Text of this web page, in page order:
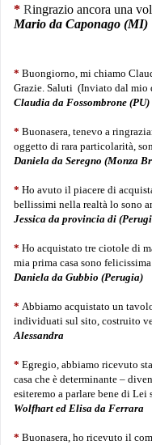
* Ringrazio ancora una
Mario da Caponago (MI)
* Buongiorno, mi chiamo
Grazie. Saluti (Inviato dal mio
Claudia da Fossombrone (PU)
* Buonasera, tenevo a
oggetto di rara particolarità,
Daniela da Seregno (Monza
* Ho avuto il piacere di
bellissimi nella realtà lo sono
Jessica da provincia di
* Ho acquistato tre ciotole di
mia prima casa sono
Daniela da Gubbio (Perugia)
* Abbiamo acquistato un
individuati sul sito, costruito
Alessandra
* Egregio, abbiamo ricevuto
casa che è determinante –
esiteremo a parlare bene di
Wolfhart ed Elisa da Ferrara
* Buonasera, ho ricevuto il